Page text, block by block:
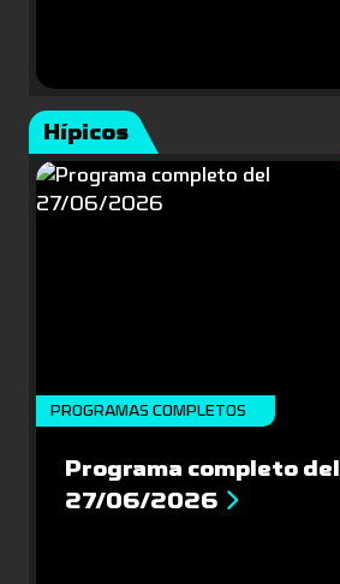
Hípicos
PROGRAMAS COMPLETOS
Programa completo del
27/06/2026